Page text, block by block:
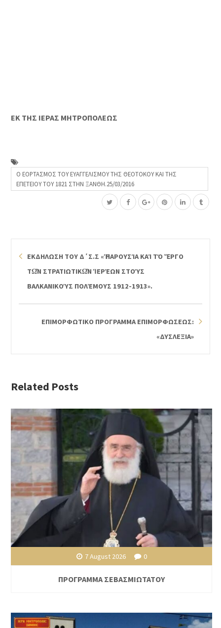
ΕΚ ΤΗΣ ΙΕΡΑΣ ΜΗΤΡΟΠΟΛΕΩΣ
Ο ΕΟΡΤΑΣΜΟΣ ΤΟΥ ΕΥΑΓΓΕΛΙΣΜΟΥ ΤΗΣ ΘΕΟΤΟΚΟΥ ΚΑΙ ΤΗΣ
ΕΠΕΤΕΙΟΥ ΤΟΥ 1821 ΣΤΗΝ ΞΑΝΘΗ.25/03/2016
ΕΚΔΗΛΩΣΗ ΤΟΥ Δ΄Σ.Σ «Ἡ ΠΑΡΟΥΣΊΑ ΚΑΊ ΤΌ ἜΡΓΟ
ΤΩ͂Ν ΣΤΡΑΤΙΩΤΙΚΩ͂Ν ἹΕΡΈΩΝ ΣΤΟΎΣ ΒΑ
ΛΚΑΝΙΚΟΎΣ ΠΟΛΈΜΟΥΣ 1912-1913».
ΕΠΙΜΟΡΦΩΤΙΚΟ ΠΡΟΓΡΑΜΜΑ ΕΠΙΜΟΡΦΩΣΕΩΣ:
«ΔΥΣΛΕΞΙΑ»
Related Posts
7 August 2026 0
ΠΡΟΓΡΑΜΜΑ ΣΕΒΑΣΜΙΩΤΑΤΟΥ